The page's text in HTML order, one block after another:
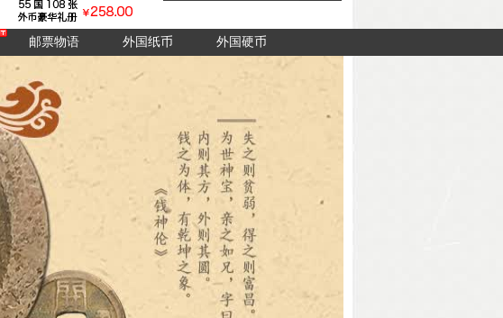
邮票物语 外国纸币 外国硬币